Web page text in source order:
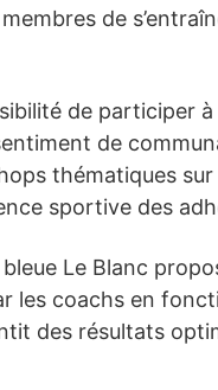
de
de participer
de
thématiques
sportive des
Le Blanc
les coachs en
des résultats